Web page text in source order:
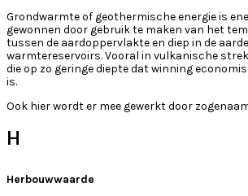
Grondwarmte of geothermische energie is
gewonnen door gebruik te maken van het
tussen de aardoppervlakte en diep in de
warmtereservoirs. Vooral in vulkanische
die op zo geringe diepte dat winning
is.
Ook hier wordt er mee gewerkt door
H
Herbouwwaarde